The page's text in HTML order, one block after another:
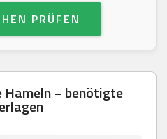
PRÜFEN
– benötigte